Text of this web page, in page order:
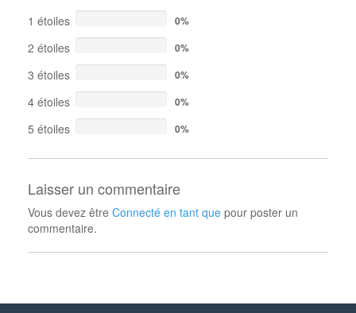
1 étoiles
0%
2 étoiles 0%
3 étoiles 0%
4 étoiles 0%
5 étoiles 0%
Laisser un commentaire
Vous devez être Connecté en tant que pour poster un
commentaire.